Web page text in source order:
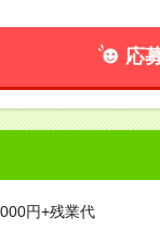
応
円+残業代